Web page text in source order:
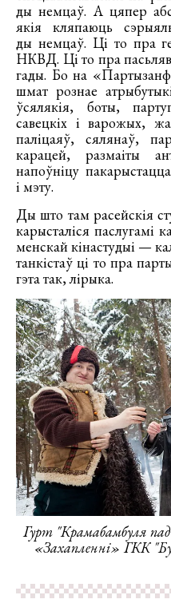
ды немцаў. А цяпер
якія кляпаюць
ды немцаў. Ці то пра
НКВД. Ці то пра
гады. Бо на
шмат рознае
ўсялякія, боты,
савецкіх і варожых,
паліцаяў, сялянаў,
карацей, размаіты
напоўніцу
і мэту.
Ды што там расейскія
карысталіся паслугамі
менскай кінастудыі —
танкістаў ці то пра
гэта так, лірыка.
Гурт "Крамабамбуля
«Захапленні» ГКК